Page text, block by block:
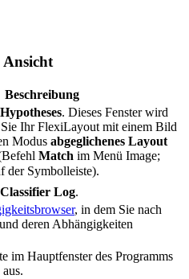
Ansicht
Beschreibung
Hypotheses. Dieses Fenster wird
Ihr FlexiLayout mit einem Bild
Modus abgeglichenes Layout
Match im Menü Image;
der Symbolleiste).
Classifier Log.
, in dem Sie nach
deren Abhängigkeiten
im Hauptfenster des Programms